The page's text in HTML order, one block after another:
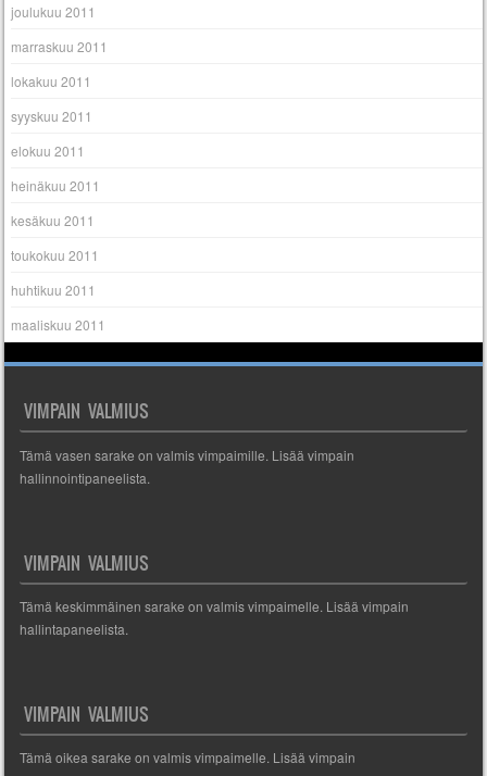
joulukuu 2011
marraskuu 2011
lokakuu 2011
syyskuu 2011
elokuu 2011
heinäkuu 2011
kesäkuu 2011
toukokuu 2011
huhtikuu 2011
maaliskuu 2011
VIMPAIN VALMIUS
Tämä vasen sarake on valmis vimpaimille. Lisää vimpain
hallinnointipaneelista.
VIMPAIN VALMIUS
Tämä keskimmäinen sarake on valmis vimpaimelle. Lisää vimpain
hallintapaneelista.
VIMPAIN VALMIUS
Tämä oikea sarake on valmis vimpaimelle. Lisää vimpain